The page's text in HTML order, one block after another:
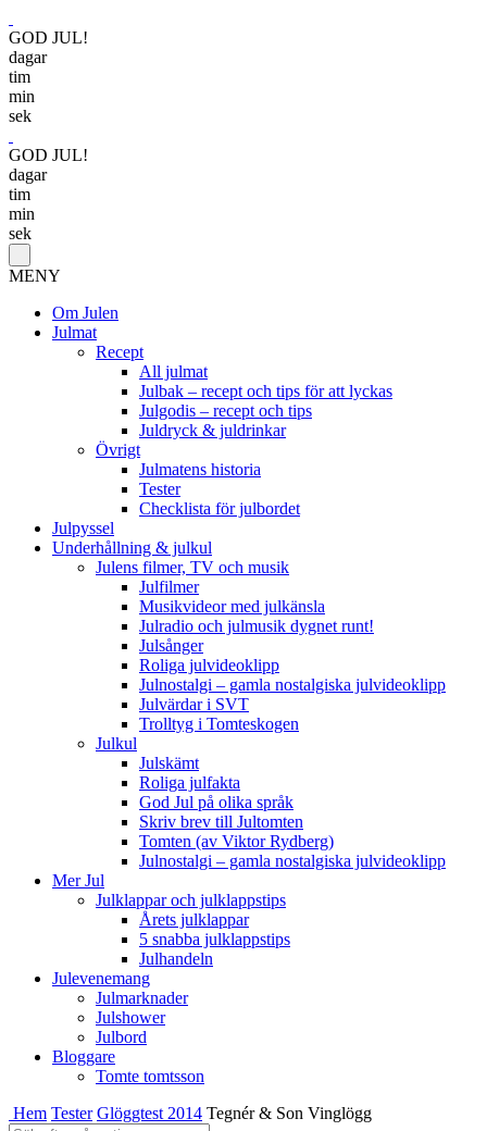
GOD JUL!
dagar
tim
min
sek
GOD JUL!
dagar
tim
min
sek
MENY
Om Julen
Julmat
Recept
All julmat
Julbak – recept och tips för att lyckas
Julgodis – recept och tips
Juldryck & juldrinkar
Övrigt
Julmatens historia
Tester
Checklista för julbordet
Julpyssel
Underhållning & julkul
Julens filmer, TV och musik
Julfilmer
Musikvideor med julkänsla
Julradio och julmusik dygnet runt!
Julsånger
Roliga julvideoklipp
Julnostalgi – gamla nostalgiska julvideoklipp
Julvärdar i SVT
Trolltyg i Tomteskogen
Julkul
Julskämt
Roliga julfakta
God Jul på olika språk
Skriv brev till Jultomten
Tomten (av Viktor Rydberg)
Julnostalgi – gamla nostalgiska julvideoklipp
Mer Jul
Julklappar och julklappstips
Årets julklappar
5 snabba julklappstips
Julhandeln
Julevenemang
Julmarknader
Julshower
Julbord
Bloggare
Tomte tomtsson
Hem Tester Glöggtest 2014 Tegnér & Son Vinglögg